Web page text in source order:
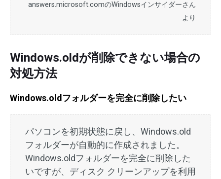
answers.microsoft.comのWindowsインサイダーさん
より
Windows.oldが削除できない場合の
対処方法
Windows.oldフォルダーを完全に削除したい
パソコンを初期状態に戻し、Windows.old
フォルダーが自動的に作成されました。
Windows.oldフォルダーを完全に削除した
いですが、ディスク クリーンアップを利用